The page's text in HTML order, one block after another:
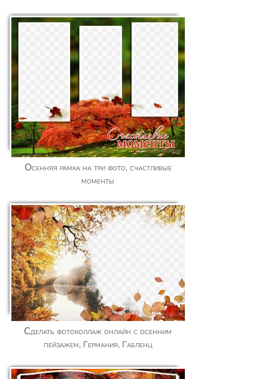
Осенняя рамка на три фото, счастливые
моменты
Сделать фотоколлаж онлайн с осенним
пейзажем, Германия, Габленц